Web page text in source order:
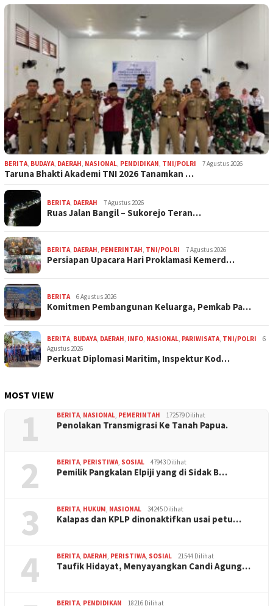
BERITA BUDAYA DAERAH NASIONAL PENDIDIKAN TNI/POLRI 7 Agustus 2026
Taruna Bhakti Akademi TNI 2026 Tanamkan …
BERITA DAERAH 7 Agustus 2026
Ruas Jalan Bangil – Sukorejo Teran…
BERITA DAERAH PEMERINTAH TNI/POLRI 7 Agustus 2026
Persiapan Upacara Hari Proklamasi Kemerd…
BERITA 6 Agustus 2026
Komitmen Pembangunan Keluarga, Pemkab Pa…
BERITA BUDAYA DAERAH INFO NASIONAL PARIWISATA TNI/POLRI
6
Agustus 2026
Perkuat Diplomasi Maritim, Inspektur Kod…
MOST VIEW
1 BERITA NASIONAL PEMERINTAH 172579 Dilihat
Penolakan Transmigrasi Ke Tanah Papua.
2 BERITA PERISTIWA SOSIAL 47943 Dilihat
Pemilik Pangkalan Elpiji yang di Sidak B…
3 BERITA HUKUM NASIONAL 34245 Dilihat
Kalapas dan KPLP dinonaktifkan usai petu…
4 BERITA DAERAH PERISTIWA SOSIAL 21544 Dilihat
Taufik Hidayat, Menyayangkan Candi Agung…
BERITA PENDIDIKAN 18216 Dilihat